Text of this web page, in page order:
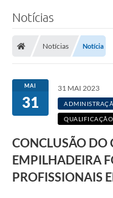
Departamentos
Câmara Municipal
Notícias
Notícias Notícia
MAI
31
31 MAI 2023
QUALIFICAÇÃO
CONCLUSÃO DO
EMPILHADEIRA
PROFISSIONAIS